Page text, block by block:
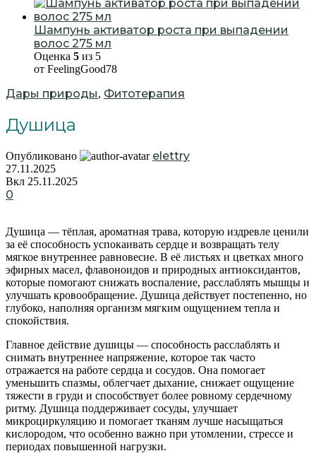
Шампунь активатор роста при выпадении
волос 275 мл
Оценка 5 из 5
от FeelingGood78
Дары природы, Фитотерапия
Душица
Опубликовано elettry
27.11.2025
Вкл 25.11.2025
0
Душица — тёплая, ароматная трава, которую издревле ценили
за её способность успокаивать сердце и возвращать телу
мягкое внутреннее равновесие. В её листьях и цветках много
эфирных масел, флавоноидов и природных антиоксидантов,
которые помогают снижать воспаление, расслаблять мышцы и
улучшать кровообращение. Душица действует постепенно, но
глубоко, наполняя организм мягким ощущением тепла и
спокойствия.
Главное действие душицы — способность расслаблять и
снимать внутреннее напряжение, которое так часто
отражается на работе сердца и сосудов. Она помогает
уменьшить спазмы, облегчает дыхание, снижает ощущение
тяжести в груди и способствует более ровному сердечному
ритму. Душица поддерживает сосуды, улучшает
микроциркуляцию и помогает тканям лучше насыщаться
кислородом, что особенно важно при утомлении, стрессе и
периодах повышенной нагрузки.